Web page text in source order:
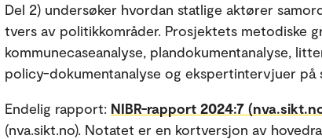
Del 2) undersøker hvordan statlige aktører
tvers av politikkområder. Prosjektets metodiske
kommunecaseanalyse, plandokumentanalyse,
policy-dokumentanalyse og ekspertintervjuer på
Endelig rapport: NIBR-rapport 2024:7
(nva.sikt.no). Notatet er en kortversjon av